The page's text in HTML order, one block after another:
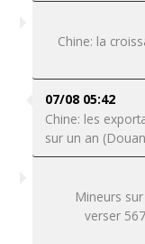
Chine: la
07/08 05:42
Chine: les
sur un an
Mineurs
verser